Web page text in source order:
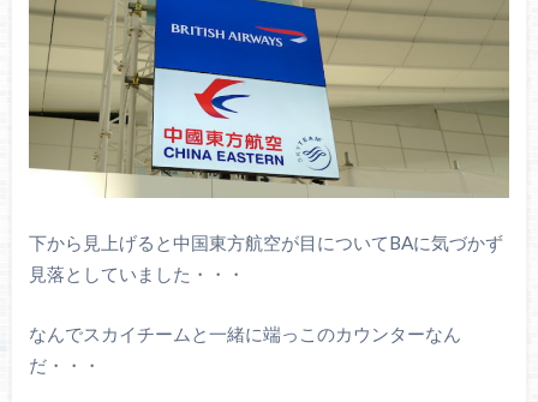
下から見上げると中国東方航空が目についてBAに気づかず
見落としていました・・・
なんでスカイチームと一緒に端っこのカウンターなん
だ・・・